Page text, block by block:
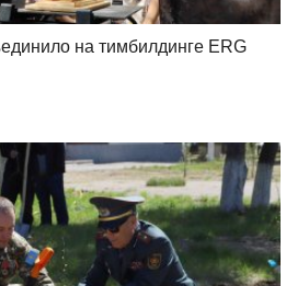
на тимбилдинге ERG